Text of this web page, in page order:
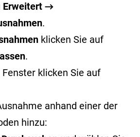
Erweitert →
.
klicken Sie auf
.
klicken Sie auf
anhand einer der
hinzu: